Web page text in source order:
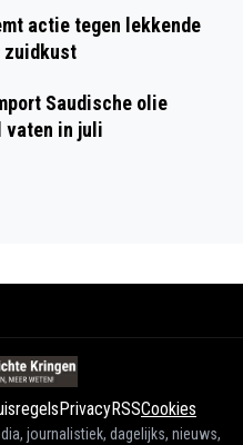
actie tegen lekkende
zuidkust
Saudische olie
vaten in juli
PrivacyRSSCookies
journalistiek, dagelijks, nieuws,